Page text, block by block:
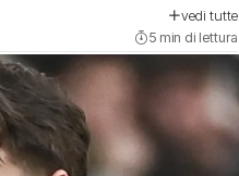
vedi tutte
5 min di lettura